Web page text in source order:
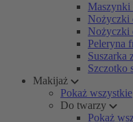
Maszynki
Nożyczki
Nożyczki
Peleryna
Suszarka
Szczotko
Makijaż
Pokaż wszystkie
Do twarzy
Pokaż